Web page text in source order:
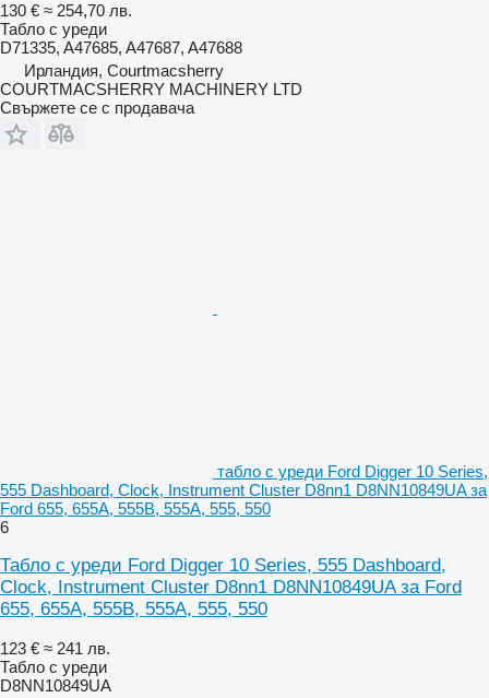
130 € ≈ 254,70 лв.
Табло с уреди
D71335, A47685, A47687, A47688
Ирландия, Courtmacsherry
COURTMACSHERRY MACHINERY LTD
Свържете се с продавача
табло с уреди Ford Digger 10 Series,
555 Dashboard, Clock, Instrument Cluster D8nn1 D8NN10849UA за
Ford 655, 655A, 555B, 555A, 555, 550
6
Табло с уреди Ford Digger 10 Series, 555 Dashboard,
Clock, Instrument Cluster D8nn1 D8NN10849UA за Ford
655, 655A, 555B, 555A, 555, 550
123 € ≈ 241 лв.
Табло с уреди
D8NN10849UA